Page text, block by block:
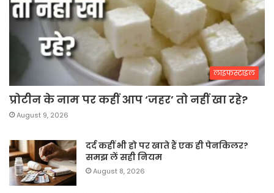
लाइफस्टाइल
प्रोटीन के नाम पर कहीं आप ‘जहर’ तो नहीं खा रहे?
August 9, 2026
दर्द कहीं भी हो पर खाते हैं एक ही पेनकिलर?
समझ लें सही नियम
August 8, 2026